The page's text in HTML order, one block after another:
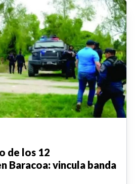
de los 12
Baracoa: vincula banda